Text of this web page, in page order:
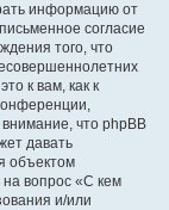
информацию от
согласие
того, что
к вам, как к
что phpBB
давать
объектом
вопрос «С кем
и/или